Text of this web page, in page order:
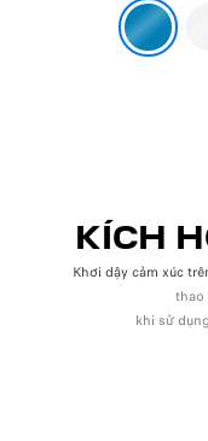
KÍCH
Khơi dậy cảm xúc
thao
khi sử